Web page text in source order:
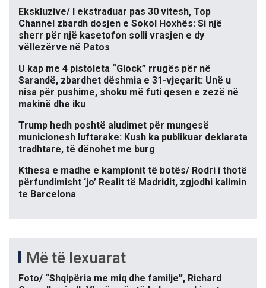
Ekskluzive/ I ekstraduar pas 30 vitesh, Top
Channel zbardh dosjen e Sokol Hoxhës: Si një
sherr për një kasetofon solli vrasjen e dy
vëllezërve në Patos
U kap me 4 pistoleta “Glock” rrugës për në
Sarandë, zbardhet dëshmia e 31-vjeçarit: Unë u
nisa për pushime, shoku më futi qesen e zezë në
makinë dhe iku
Trump hedh poshtë aludimet për mungesë
municionesh luftarake: Kush ka publikuar deklarata
tradhtare, të dënohet me burg
Kthesa e madhe e kampionit të botës/ Rodri i thotë
përfundimisht ‘jo’ Realit të Madridit, zgjodhi kalimin
te Barcelona
Më të lexuarat
Foto/ “Shqipëria me miq dhe familje”, Richard